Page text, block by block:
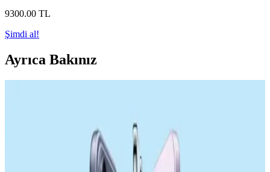
9300.00 TL
Şimdi al!
Ayrıca Bakınız
Samsung, üç hücreli toplam 18,000 mAh kapasiteli silikon pil
teknolojisiyle akıllı telefonlarda pil ömrünü artırmayı hedefliyor.
Ancak kalınlık ve ısı yönetimi gibi teknik zorluklar bulunuyor.